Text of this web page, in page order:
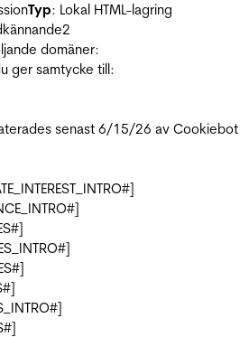
Typ: Lokal HTML-lagring
2
domäner:
ger samtycke till:
senast 6/15/26 av Cookiebot